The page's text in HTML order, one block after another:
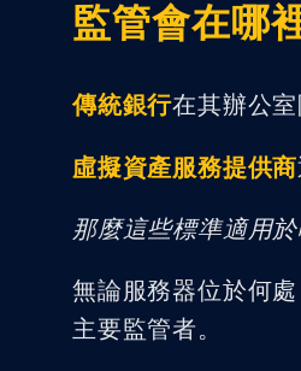
監管會在哪
傳統銀行在其辦公
虛擬資產服務提供商
那麼這些標準適用
無論服務器位於何
主要監管者。